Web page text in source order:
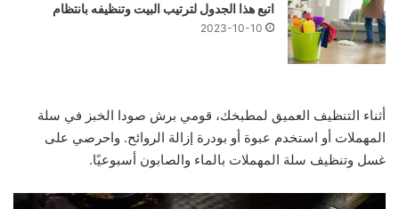
اتبع هذا الجدول لترتيب البيت وتنظيفه بانتظام
2023-10-10
أثناء التنظيف العميق لمطبخك، قومي برش صودا الخبز في سلة
المهملات أو استخدم عبوة أو بودرة إزالة الروائح. واحرصي على
غسل وتنظيف سلة المهملات بالماء والصابون أسبوعيًا.